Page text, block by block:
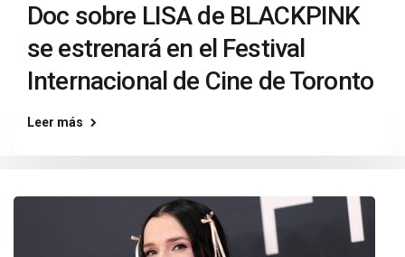
Doc sobre LISA de BLACKPINK
se estrenará en el Festival
Internacional de Cine de Toronto
Leer más